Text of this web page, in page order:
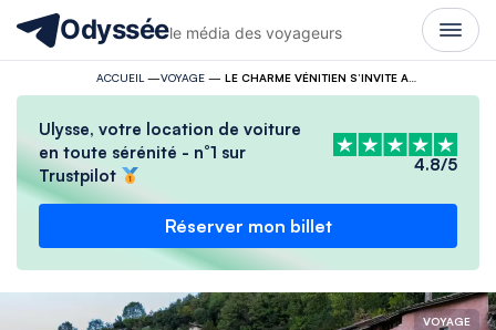
Odysséele média des voyageurs
ACCUEIL —VOYAGE— LE CHARME VÉNITIEN S’INVITE AU FIL DE L’EAU EN NORMANDIE : ESCAPADE BUCOLIQUE ENTRE CANAUX NORMANDS ET SAVEURS ITALIENNES
Ulysse, votre location de voiture
en toute sérénité - n°1 sur
Trustpilot
4.8/5
Réserver mon billet
VOYAGE